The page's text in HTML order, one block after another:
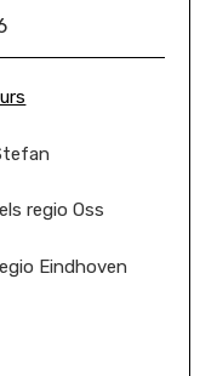
regio Oss
Eindhoven